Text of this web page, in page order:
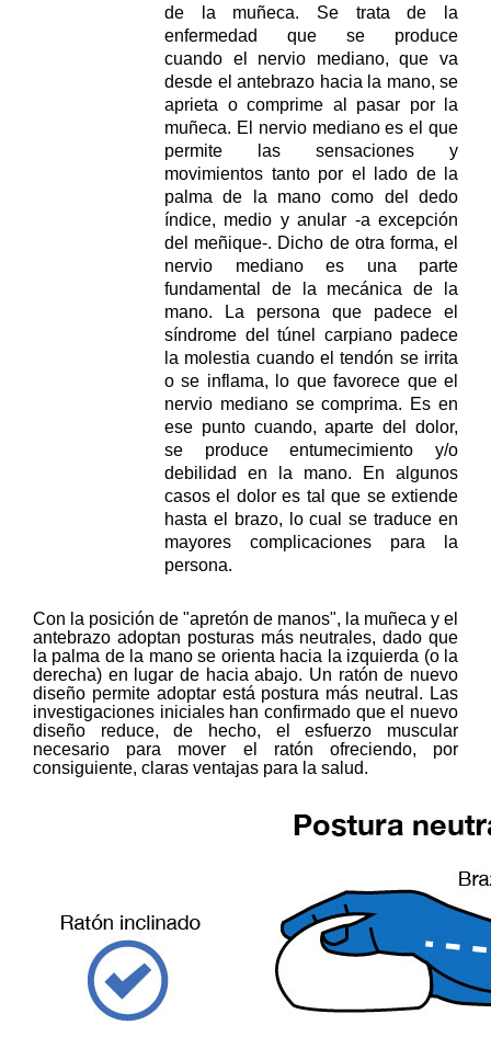
de la muñeca. Se trata de la
enfermedad que se produce
cuando el nervio mediano, que va
desde el antebrazo hacia la mano, se
aprieta o comprime al pasar por la
muñeca. El nervio mediano es el que
permite las sensaciones y
movimientos tanto por el lado de la
palma de la mano como del dedo
índice, medio y anular -a excepción
del meñique-. Dicho de otra forma, el
nervio mediano es una parte
fundamental de la mecánica de la
mano. La persona que padece el
síndrome del túnel carpiano padece
la molestia cuando el tendón se irrita
o se inflama, lo que favorece que el
nervio mediano se comprima. Es en
ese punto cuando,aparte del dolor,
se produce entumecimiento y/o
debilidad en la mano. En algunos
casos el dolor es tal que se extiende
hasta el brazo, lo cual se traduce en
mayores complicaciones para la
persona.
Con la posición de "apretón de manos", la muñeca y el
antebrazo adoptan posturas más neutrales, dado que
la palma de la mano se orienta hacia la izquierda (o la
derecha) en lugar de hacia abajo. Un ratón de nuevo
diseño permite adoptar está postura más neutral. Las
investigaciones iniciales han confirmado que el nuevo
diseño reduce, de hecho, el esfuerzo muscular
necesario para mover el ratón ofreciendo, por
consiguiente, claras ventajas para la salud.